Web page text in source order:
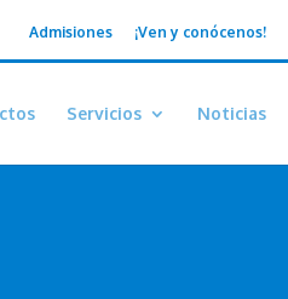
Admisiones ¡Ven y conócenos!
Servicios Noticias